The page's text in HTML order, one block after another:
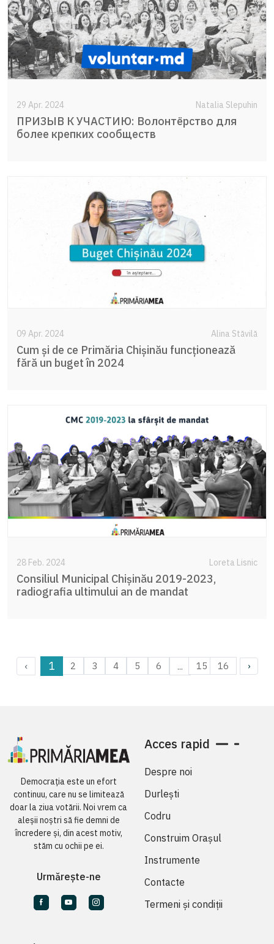
29 Apr. 2024 Natalia Slepuhin
ПРИЗЫВ К УЧАСТИЮ: Волонтёрство для
более крепких сообществ
09 Apr. 2024 Alina Stăvilă
Cum și de ce Primăria Chișinău funcționează
fără un buget în 2024
28 Feb. 2024 Loreta Lisnic
Consiliul Municipal Chișinău 2019-2023,
radiografia ultimului an de mandat
‹ 1 2 3 4 5 6 ... 15 16 ›
Democrația este un efort
continuu, care nu se limitează
doar la ziua votării. Noi vrem ca
aleșii noștri să fie demni de
încredere și, din acest motiv,
stăm cu ochii pe ei.
Urmărește-ne
Acces rapid
Despre noi
Durlești
Codru
Construim Orașul
Instrumente
Contacte
Termeni și condiții